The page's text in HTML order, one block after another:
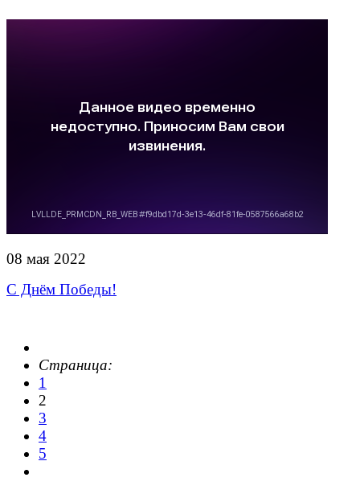
08 мая 2022
С Днём Победы!
Страница:
1
2
3
4
5